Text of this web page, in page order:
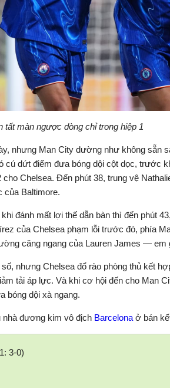
tất màn ngược dòng chỉ trong hiệp 1
nhưng Man City dường như không sẵn
cú dứt điểm đưa bóng dội cột dọc, trước
Chelsea. Đến phút 38, trung vệ
của Baltimore.
đánh mất lợi thế dẫn bàn thì đến phút
của Chelsea phạm lỗi trước đó, phía
căng ngang của Lauren James — em
nhưng Chelsea đổ rào phòng thủ kết
tải áp lực. Và khi cơ hội đến cho Man
bóng dội xà ngang.
nhà đương kim vô địch Barcelona ở bán
3-0)